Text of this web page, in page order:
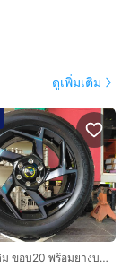
ดูเพิ่มเติม
แม็กอีซูซูสีเดิม ขอบ20 พร้อมยางบริสโตน 265 50 20 ปี24 ยางสวยทุก ใส่ isuzu ตัวสูงได้ทุกรุ่น mu-x mu 7